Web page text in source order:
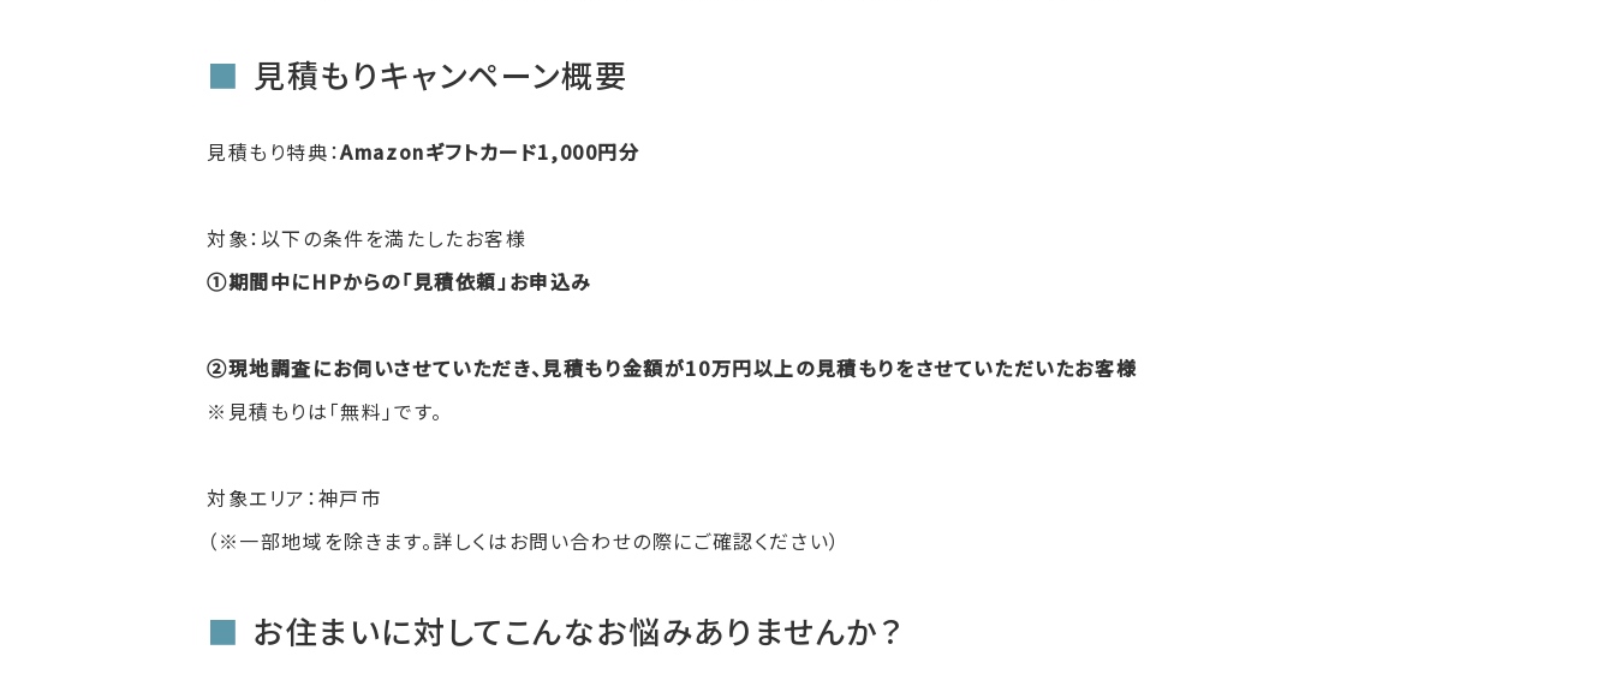
見積もりキャンペーン概要
見積もり特典：Amazonギフトカード1,000円分
対象：以下の条件を満たしたお客様
①期間中にHPからの「見積依頼」お申込み
②現地調査にお伺いさせていただき、見積もり金額が10万円以上の見積もりをさせていただいたお客様
※見積もりは「無料」です。
対象エリア：神戸市
（※一部地域を除きます。詳しくはお問い合わせの際にご確認ください）
お住まいに対してこんなお悩みありませんか？